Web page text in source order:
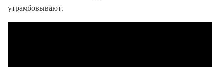
утрамбовывают.